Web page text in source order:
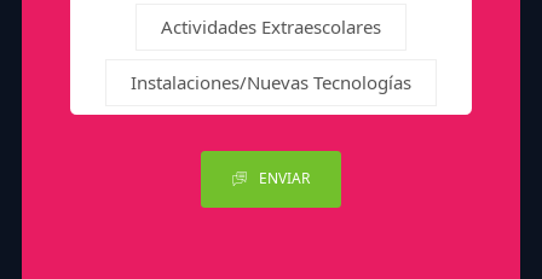
Actividades Extraescolares
Instalaciones/Nuevas Tecnologías
ENVIAR